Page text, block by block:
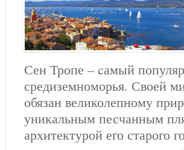
СЕН
CАН РАФАЭЛЬ
ТУЛОН
ЧТО
ТУЛОНА?
ФРЕЖЮС
ГИД В ТУРИНЕ –
ЛЮДМИЛА ИВАНОВА
ГИД В ЯПОНИИ –
КОНСТАНТИН
ГИД В БЕРЛИНЕ
Сен Тропе – cамый
средиземноморья. Своей
обязан великолепному
уникальным песчанным
архитектурой его старого